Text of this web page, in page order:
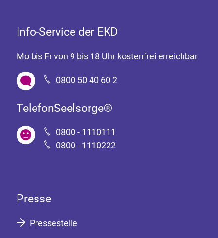
Info-Service der EKD
Mo bis Fr von 9 bis 18 Uhr kostenfrei erreichbar
0800 50 40 60 2
TelefonSeelsorge®
0800 - 1110111
0800 - 1110222
Presse
Pressestelle